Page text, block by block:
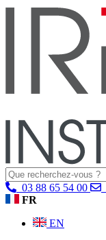
03 88 65 54 00
FR
EN